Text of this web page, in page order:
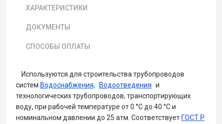
ХАРАКТЕРИСТИКИ
ДОКУМЕНТЫ
СПОСОБЫ ОПЛАТЫ
Используются для строительства трубопроводов
систем Водоснабжения, Водоотведения и
технологических трубопроводов, транспортирующих
воду, при рабочей температуре от 0 °С до 40 °С и
номинальном давлении до 25 атм. Соответствует ГОСТ Р